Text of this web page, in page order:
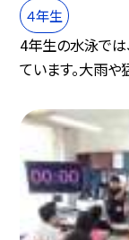
４年生
4年生の水泳では
ています。大雨や